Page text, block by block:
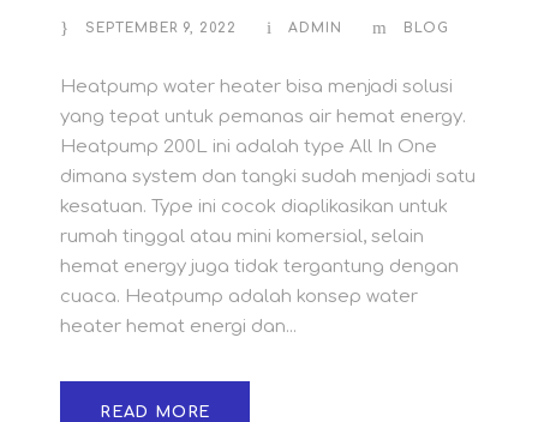
SEPTEMBER 9, 2022 ADMIN BLOG
Heatpump water heater bisa menjadi solusi
yang tepat untuk pemanas air hemat energy.
Heatpump 200L ini adalah type All In One
dimana system dan tangki sudah menjadi satu
kesatuan. Type ini cocok diaplikasikan untuk
rumah tinggal atau mini komersial, selain
hemat energy juga tidak tergantung dengan
cuaca. Heatpump adalah konsep water
heater hemat energi dan...
READ MORE